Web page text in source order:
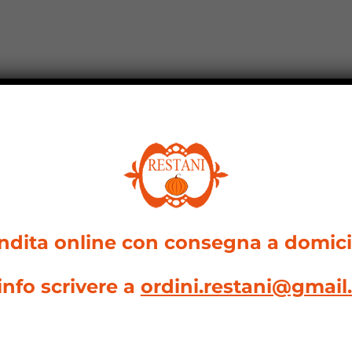
principe: la
e varietà.
magica. Estiva o invernale, ornamentale o
rispetta la linea. Ha poche calorie, ma sazia.
online con consegna a
scrivere a